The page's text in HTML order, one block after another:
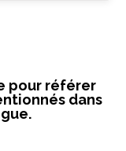
pour référer
dans